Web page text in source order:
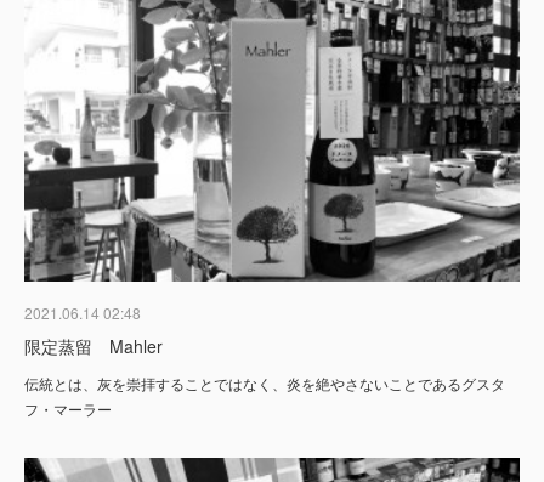
2021.06.14 02:48
限定蒸留 Mahler
伝統とは、灰を崇拝することではなく、炎を絶やさないことであるグスタ
フ・マーラー